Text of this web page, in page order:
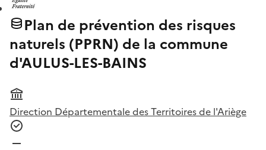
Plan de prévention des risques
naturels (PPRN) de la commune
d'AULUS-LES-BAINS
Direction Départementale des Territoires de l'Ariège